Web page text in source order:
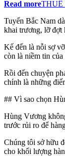
Read moreTHUÊ
Tuyến Bắc Nam
khai trương, lỡ đợt
Kế đến là nỗi sợ
còn là niềm tin
Rồi đến chuyện
chính là những
## Vì sao chọn
Hùng Vương
trước rủi ro để
Chúng tôi sở hữu
cho khối lượng